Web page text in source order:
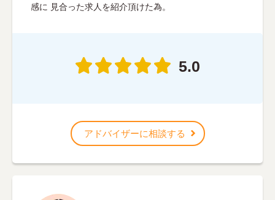
感に 見合った求人を紹介頂けた為。
5.0
アドバイザーに相談する